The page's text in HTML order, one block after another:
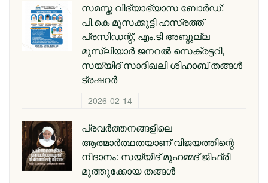
സമസ്ത വിദ്യാഭ്യാസ ബോർഡ്:
പി.കെ മൂസക്കുട്ടി ഹസ്രത്ത്
പ്രസിഡന്റ്, എം.ടി അബ്ദുല്ല
മുസ്ലിയാർ ജനറൽ സെക്രട്ടറി,
സയ്യിദ് സാദിഖലി ശിഹാബ് തങ്ങൾ
ട്രഷറർ
2026-02-14
പ്രവര്‍ത്തനങ്ങളിലെ
ആത്മാര്‍ത്ഥതയാണ് വിജയത്തിന്റെ
നിദാനം: സയ്യിദ് മുഹമ്മദ് ജിഫ്രി
മുത്തുക്കോയ തങ്ങള്‍